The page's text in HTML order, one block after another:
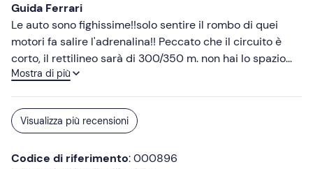
Guida Ferrari
Le auto sono fighissime!!solo sentire il rombo di quei
motori fa salire l'adrenalina!! Peccato che il circuito è
corto, il rettilineo sarà di 300/350 m. non hai lo spazio
per sfogare tutta la potenza di quel motore.
Mostra di più
Visualizza più recensioni
Codice di riferimento: 000896